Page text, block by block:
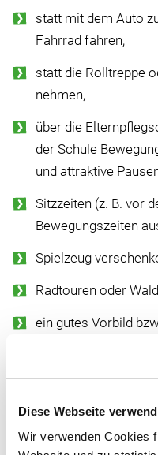
Diese Webseite
Wir verwenden Cookies
statt mit dem Auto
Fahrrad fahren,
statt die Rolltreppe
nehmen,
über die
der Schule
und attraktive
Sitzzeiten (z. B. vor
Bewegungszeiten
Spielzeug
Radtouren oder
ein gutes Vorbild
starten!